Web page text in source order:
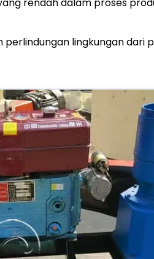
lingkungan dari